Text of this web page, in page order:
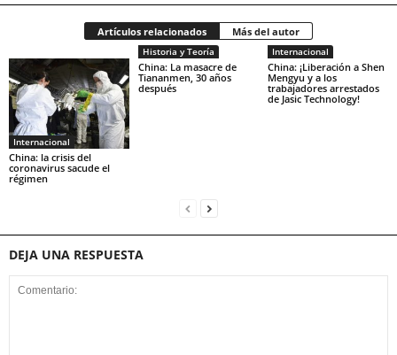
Artículos relacionados Más del autor
Internacional
China: la crisis del
coronavirus sacude el
régimen
Historia y Teoría
China: La masacre de
Tiananmen, 30 años
después
Internacional
China: ¡Liberación a Shen
Mengyu y a los
trabajadores arrestados
de Jasic Technology!
DEJA UNA RESPUESTA